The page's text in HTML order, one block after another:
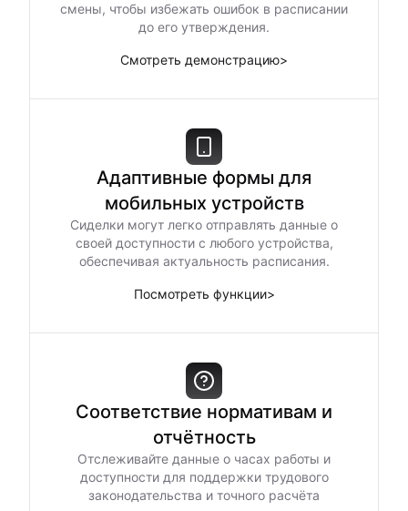
смены, чтобы избежать ошибок в расписании
до его утверждения.
Смотреть демонстрацию>
Адаптивные формы для
мобильных устройств
Сиделки могут легко отправлять данные о
своей доступности с любого устройства,
обеспечивая актуальность расписания.
Посмотреть функции>
Соответствие нормативам и
отчётность
Отслеживайте данные о часах работы и
доступности для поддержки трудового
законодательства и точного расчёта